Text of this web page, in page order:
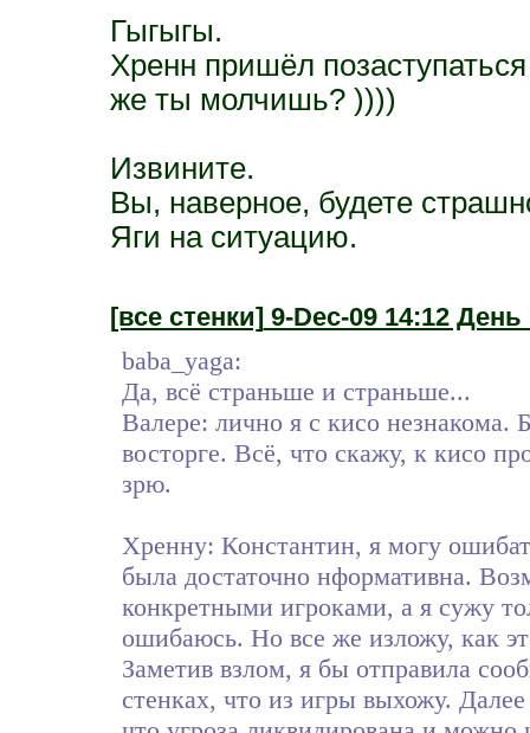
Гыгыгы.
Хренн пришёл
же ты молчишь? ))))
Извините.
Вы, наверное, будете
Яги на ситуацию.
[все стенки]9-Dec-09 14:12 День
baba_yaga:
Да, всё страньше и страньше...
Валере: лично я с кисо незнакома.
восторге. Всё, что скажу, к кисо
зрю.
Хренну: Константин, я могу
была достаточно нформативна.
конкретными игроками, а я сужу
ошибаюсь. Но все же изложу, как
Заметив взлом, я бы отправила
стенках, что из игры выхожу.